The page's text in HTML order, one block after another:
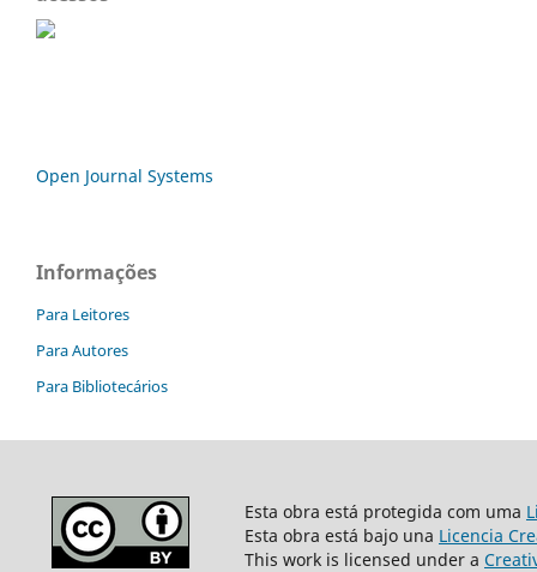
Open Journal Systems
Informações
Para Leitores
Para Autores
Para Bibliotecários
Esta obra está protegida com uma
Esta obra está bajo una Licencia
This work is licensed under a